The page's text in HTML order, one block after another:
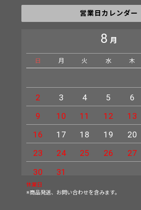
営業日カレンダー
8 月
日 月 火 水 木
2
3 4 5 6
9
10 11 12 13
16
17 18 19 20
23
24 25 26 27
30
31
休業日
※商品発送、お問い合わせを含みます。